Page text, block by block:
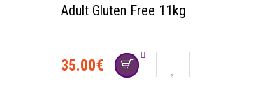
Adult Gluten Free 11kg
35.00€